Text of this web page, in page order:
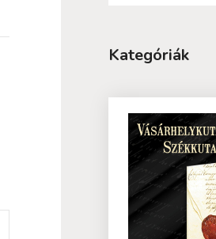
Kategóriák